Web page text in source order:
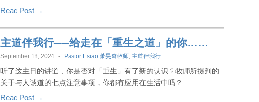
Read Post →
主道伴我行──给走在「重生之道」的你……
September 18, 2024 - Pastor Hsiao 萧旻奇牧师 主道伴我行
听了这主日的讲道，你是否对「重生」有了新的认识？牧师所提到的
关于与人谈道的七点注意事项，你都有应用在生活中吗？
Read Post →